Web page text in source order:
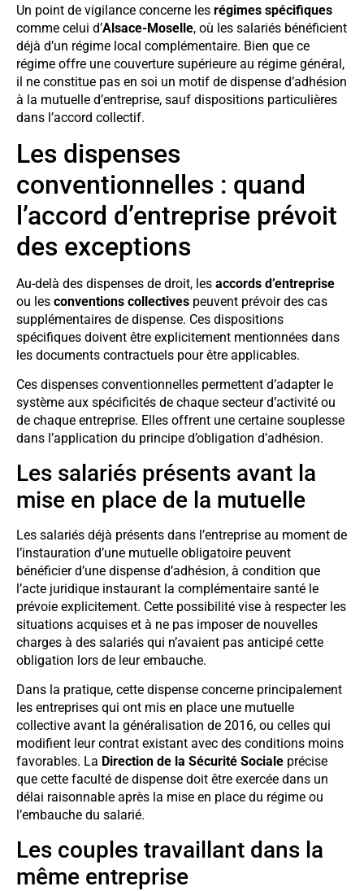
Un point de vigilance concerne les régimes spécifiques
comme celui d’Alsace-Moselle, où les salariés bénéficient
déjà d’un régime local complémentaire. Bien que ce
régime offre une couverture supérieure au régime général,
il ne constitue pas en soi un motif de dispense d’adhésion
à la mutuelle d’entreprise, sauf dispositions particulières
dans l’accord collectif.
Les dispenses
conventionnelles : quand
l’accord d’entreprise prévoit
des exceptions
Au-delà des dispenses de droit, les accords d’entreprise
ou les conventions collectives peuvent prévoir des cas
supplémentaires de dispense. Ces dispositions
spécifiques doivent être explicitement mentionnées dans
les documents contractuels pour être applicables.
Ces dispenses conventionnelles permettent d’adapter le
système aux spécificités de chaque secteur d’activité ou
de chaque entreprise. Elles offrent une certaine souplesse
dans l’application du principe d’obligation d’adhésion.
Les salariés présents avant la
mise en place de la mutuelle
Les salariés déjà présents dans l’entreprise au moment de
l’instauration d’une mutuelle obligatoire peuvent
bénéficier d’une dispense d’adhésion, à condition que
l’acte juridique instaurant la complémentaire santé le
prévoie explicitement. Cette possibilité vise à respecter les
situations acquises et à ne pas imposer de nouvelles
charges à des salariés qui n’avaient pas anticipé cette
obligation lors de leur embauche.
Dans la pratique, cette dispense concerne principalement
les entreprises qui ont mis en place une mutuelle
collective avant la généralisation de 2016, ou celles qui
modifient leur contrat existant avec des conditions moins
favorables. La Direction de la Sécurité Sociale précise
que cette faculté de dispense doit être exercée dans un
délai raisonnable après la mise en place du régime ou
l’embauche du salarié.
Les couples travaillant dans la
même entreprise